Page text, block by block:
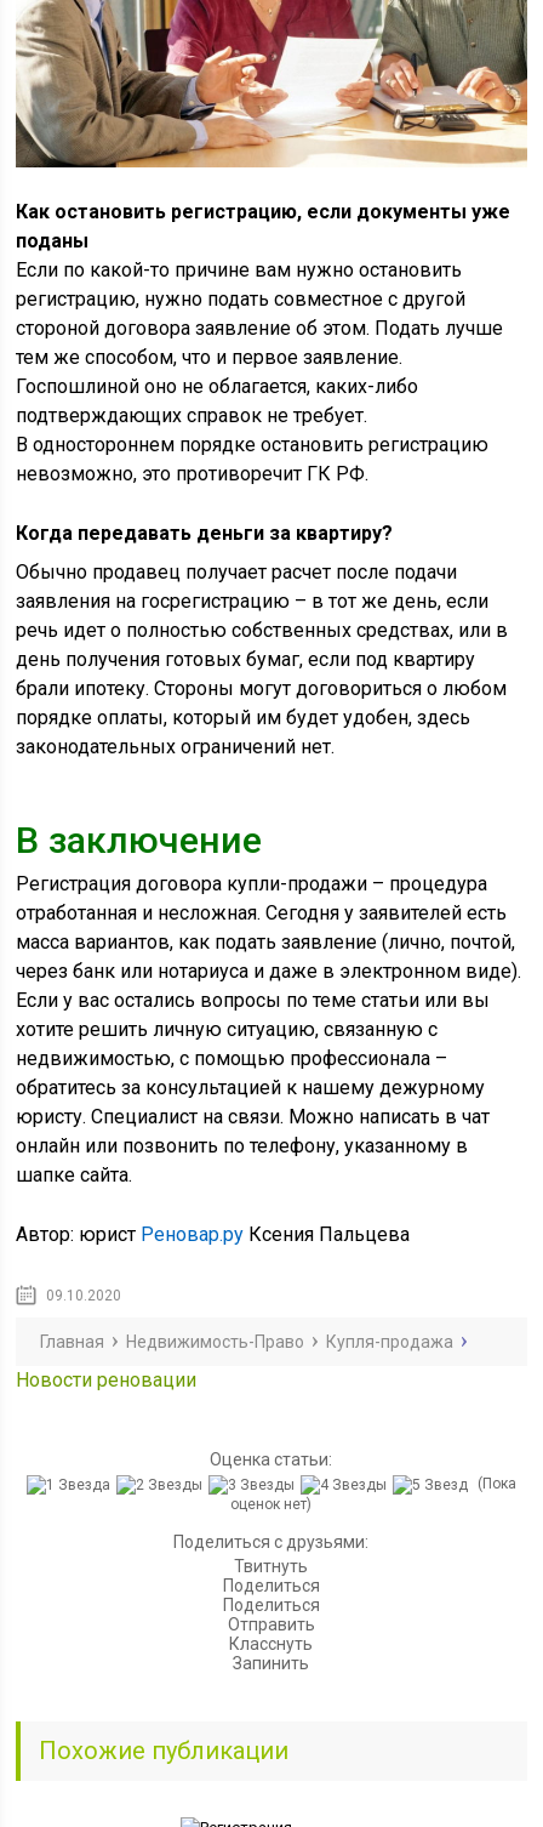
Как остановить регистрацию, если документы уже
поданы
Если по какой-то причине вам нужно остановить
регистрацию, нужно подать совместное с другой
стороной договора заявление об этом. Подать лучше
тем же способом, что и первое заявление.
Госпошлиной оно не облагается, каких-либо
подтверждающих справок не требует.
В одностороннем порядке остановить регистрацию
невозможно, это противоречит ГК РФ.
Когда передавать деньги за квартиру?
Обычно продавец получает расчет после подачи
заявления на госрегистрацию – в тот же день, если
речь идет о полностью собственных средствах, или в
день получения готовых бумаг, если под квартиру
брали ипотеку. Стороны могут договориться о любом
порядке оплаты, который им будет удобен, здесь
законодательных ограничений нет.
В заключение
Регистрация договора купли-продажи – процедура
отработанная и несложная. Сегодня у заявителей есть
масса вариантов, как подать заявление (лично, почтой,
через банк или нотариуса и даже в электронном виде).
Если у вас остались вопросы по теме статьи или вы
хотите решить личную ситуацию, связанную с
недвижимостью, с помощью профессионала –
обратитесь за консультацией к нашему дежурному
юристу. Специалист на связи. Можно написать в чат
онлайн или позвонить по телефону, указанному в
шапке сайта.
Автор: юрист Реновар.ру Ксения Пальцева
09.10.2020
Главная Недвижимость-Право Купля-продажа
Новости реновации
Оценка статьи:
(Пока
оценок нет)
Поделиться с друзьями:
Твитнуть
Поделиться
Поделиться
Отправить
Класснуть
Запинить
Похожие публикации